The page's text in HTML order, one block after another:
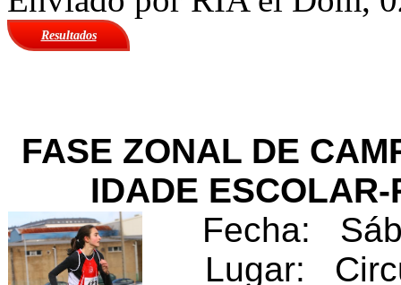
Resultados
FASE ZONAL DE
IDADE
Fecha:
Lugar: